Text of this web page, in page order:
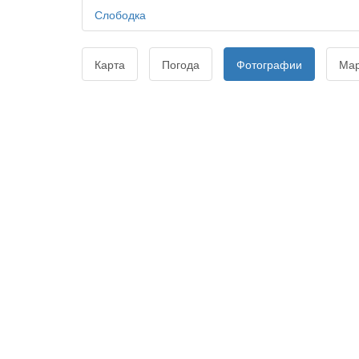
Слободка
Карта Погода Фотографии